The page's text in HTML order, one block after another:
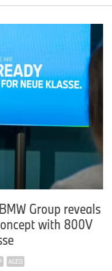
Group reveals
with 800V
AGED